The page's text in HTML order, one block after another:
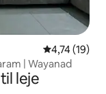
4,74 ud af 5
4,74 (19)
| Wayanad
leje